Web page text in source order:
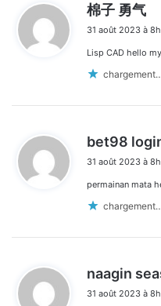
棉子 勇气
t
31 août 2023 à
Lisp CAD hello
bet98
31 août 2023 à
permainan mata
naagin
31 août 2023 à